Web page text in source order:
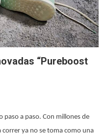
“Pureboost
paso a paso. Con millones de
ya no se toma como una